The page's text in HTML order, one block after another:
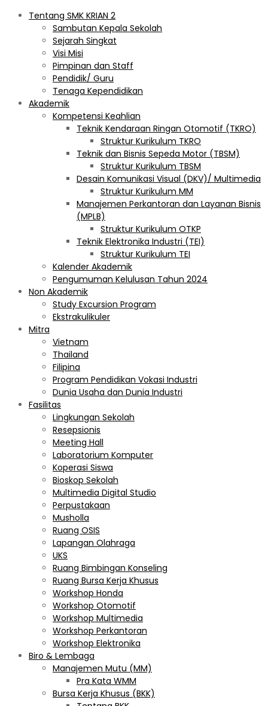
Tentang SMK KRIAN 2
Sambutan Kepala Sekolah
Sejarah Singkat
Visi Misi
Pimpinan dan Staff
Pendidik/ Guru
Tenaga Kependidikan
Akademik
Kompetensi Keahlian
Teknik Kendaraan Ringan Otomotif (TKRO)
Struktur Kurikulum TKRO
Teknik dan Bisnis Sepeda Motor (TBSM)
Struktur Kurikulum TBSM
Desain Komunikasi Visual (DKV)/ Multimedia
Struktur Kurikulum MM
Manajemen Perkantoran dan Layanan Bisnis
(MPLB)
Struktur Kurikulum OTKP
Teknik Elektronika Industri (TEI)
Struktur Kurikulum TEI
Kalender Akademik
Pengumuman Kelulusan Tahun 2024
Non Akademik
Study Excursion Program
Ekstrakulikuler
Mitra
Vietnam
Thailand
Filipina
Program Pendidikan Vokasi Industri
Dunia Usaha dan Dunia Industri
Fasilitas
Lingkungan Sekolah
Resepsionis
Meeting Hall
Laboratorium Komputer
Koperasi Siswa
Bioskop Sekolah
Multimedia Digital Studio
Perpustakaan
Musholla
Ruang OSIS
Lapangan Olahraga
UKS
Ruang Bimbingan Konseling
Ruang Bursa Kerja Khusus
Workshop Honda
Workshop Otomotif
Workshop Multimedia
Workshop Perkantoran
Workshop Elektronika
Biro & Lembaga
Manajemen Mutu (MM)
Pra Kata WMM
Bursa Kerja Khusus (BKK)